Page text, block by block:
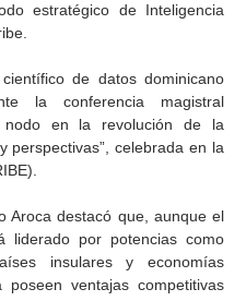
estratégico de Inteligencia
de datos dominicano
la conferencia magistral
nodo en la revolución de la
perspectivas”, celebrada en la
Aroca destacó que, aunque el
liderado por potencias como
insulares y economías
ventajas competitivas